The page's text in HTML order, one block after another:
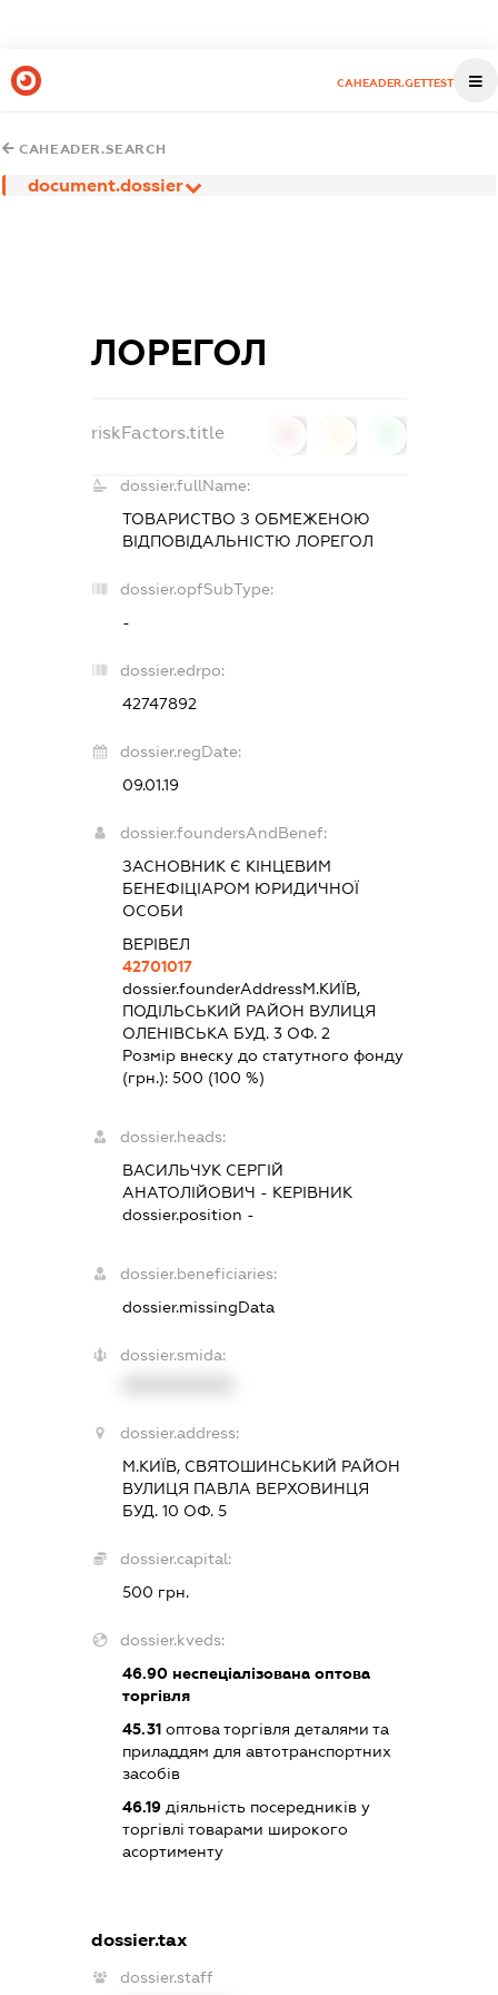
CAHEADER.GETTEST
CAHEADER.SEARCH
document.dossier
ЛОРЕГОЛ
riskFactors.title
dossier.fullName:
ТОВАРИСТВО З ОБМЕЖЕНОЮ
ВІДПОВІДАЛЬНІСТЮ ЛОРЕГОЛ
dossier.opfSubType:
-
dossier.edrpo:
42747892
dossier.regDate:
09.01.19
dossier.foundersAndBenef:
ЗАСНОВНИК Є КІНЦЕВИМ
БЕНЕФІЦІАРОМ ЮРИДИЧНОЇ
ОСОБИ
ВЕРІВЕЛ
42701017
dossier.founderAddressМ.КИЇВ,
ПОДІЛЬСЬКИЙ РАЙОН ВУЛИЦЯ
ОЛЕНІВСЬКА БУД. 3 ОФ. 2
Розмір внеску до статутного фонду
(грн.): 500 (100 %)
dossier.heads:
ВАСИЛЬЧУК СЕРГІЙ
АНАТОЛІЙОВИЧ - КЕРІВНИК
dossier.position -
dossier.beneficiaries:
dossier.missingData
dossier.smida:
dossier.address:
М.КИЇВ, СВЯТОШИНСЬКИЙ РАЙОН
ВУЛИЦЯ ПАВЛА ВЕРХОВИНЦЯ
БУД. 10 ОФ. 5
dossier.capital:
500 грн.
dossier.kveds:
46.90неспеціалізована оптова
торгівля
45.31оптова торгівля деталями та
приладдям для автотранспортних
засобів
46.19діяльність посередників у
торгівлі товарами широкого
асортименту
dossier.tax
dossier.staff